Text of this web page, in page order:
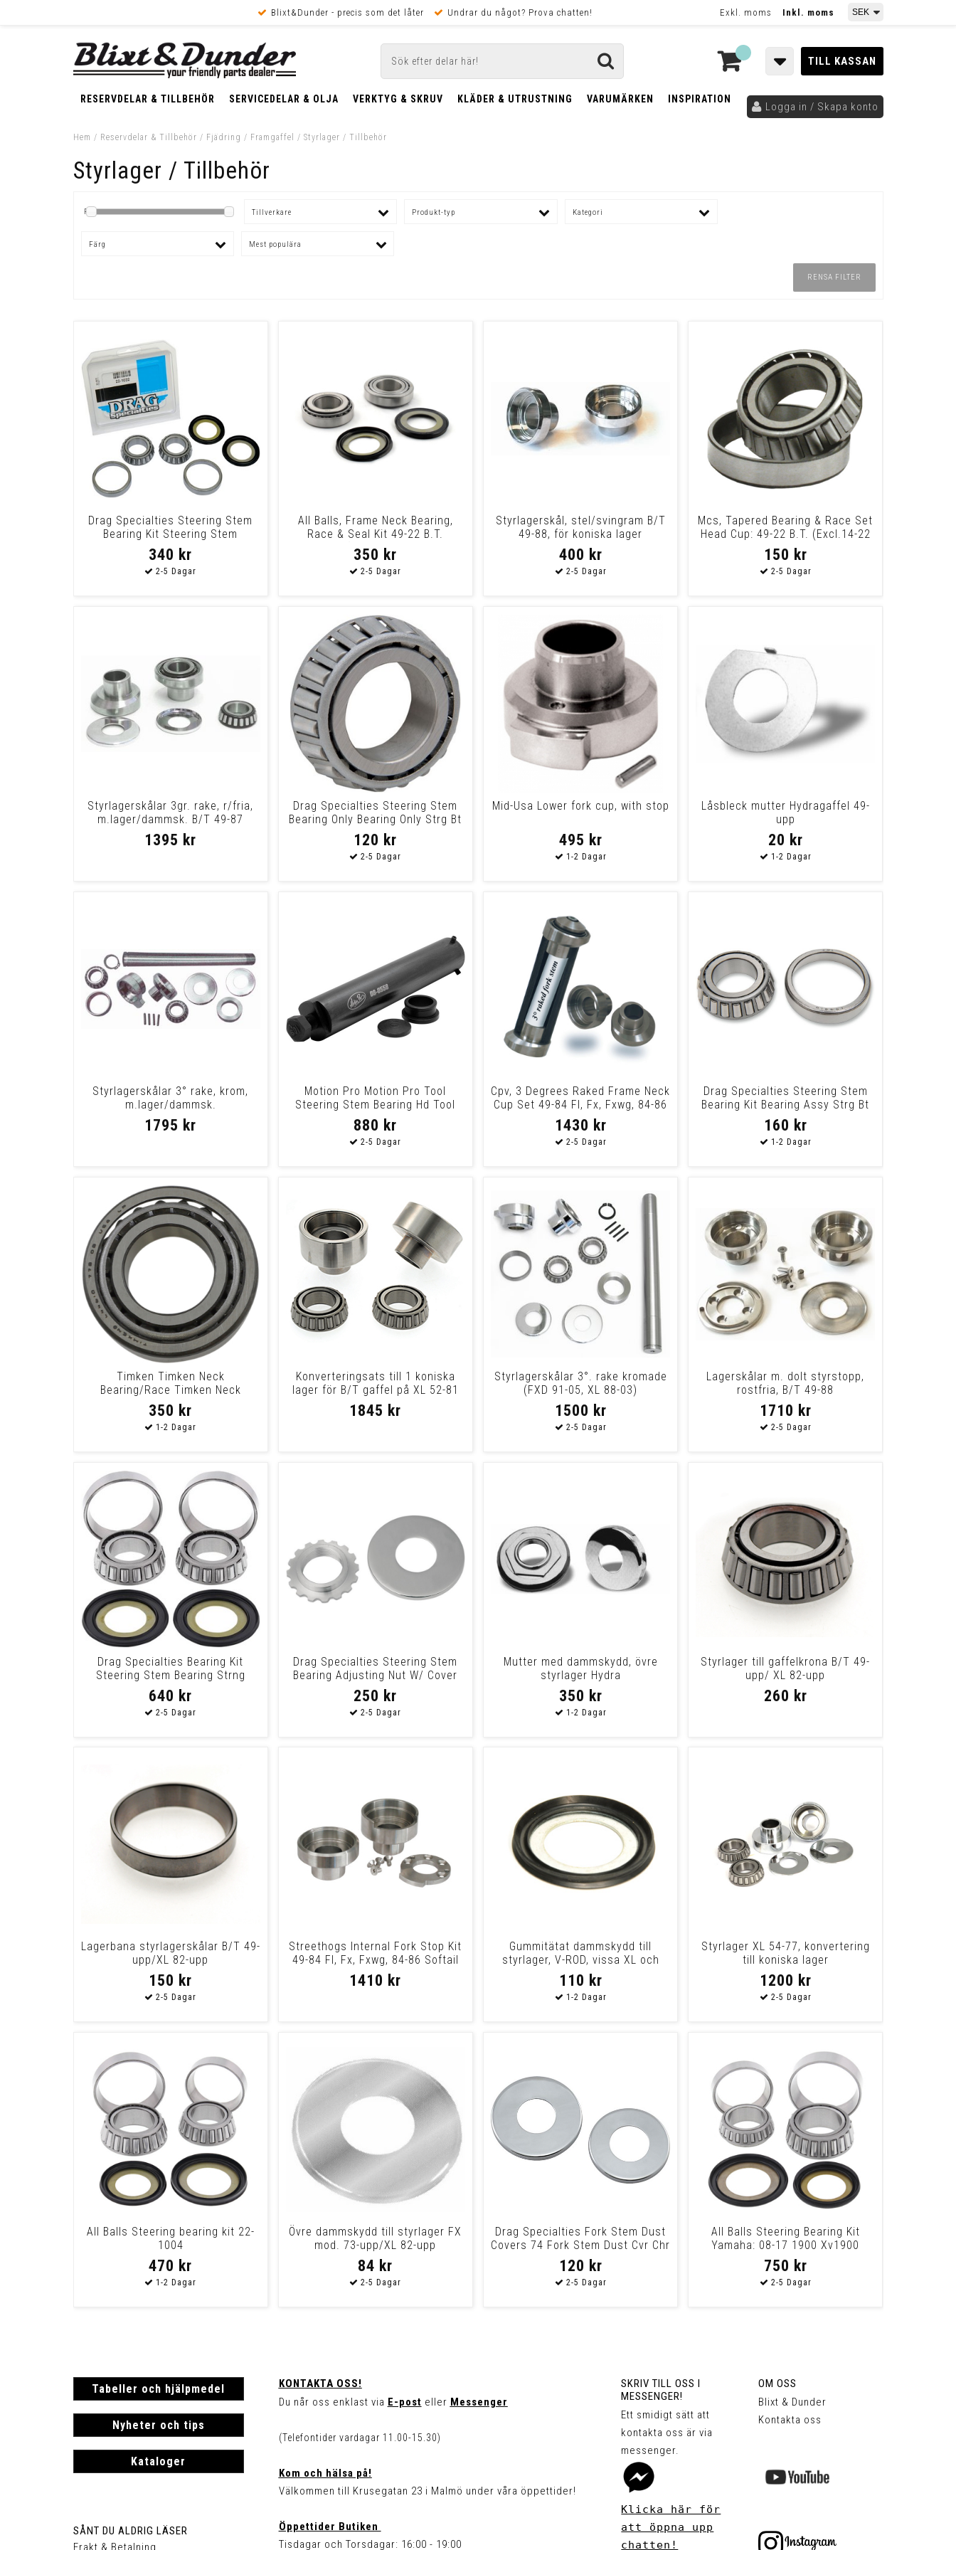
Blixt&Dunder - precis som det låter Undrar du något? Prova chatten! Exkl. moms Inkl. moms
TILL KASSAN
RESERVDELAR & TILLBEHÖR SERVICEDELAR & OLJA VERKTYG & SKRUV KLÄDER & UTRUSTNING VARUMÄRKEN INSPIRATION
Logga in / Skapa konto
Hem / Reservdelar & Tillbehör / Fjädring / Framgaffel / Styrlager / Tillbehör
Styrlager / Tillbehör
Mest populära
Pris Tillverkare Produkt-typ Kategori
Färg
RENSA FILTER
Drag Specialties Steering Stem
Bearing Kit Steering Stem
Brgs/Race
340 kr
All Balls, Frame Neck Bearing,
Race & Seal Kit 49-22 B.T.
(Excl.14-22
350 kr
Styrlagerskål, stel/svingram B/T
49-88, för koniska lager
400 kr
Mcs, Tapered Bearing & Race Set
Head Cup: 49-22 B.T. (Excl.14-22
Touri
150 kr
Styrlagerskålar 3gr. rake, r/fria,
m.lager/dammsk. B/T 49-87
1395 kr
Drag Specialties Steering Stem
Bearing Only Bearing Only Strg Bt
120 kr
Mid-Usa Lower fork cup, with stop
495 kr
Låsbleck mutter Hydragaffel 49-
upp
20 kr
Styrlagerskålar 3° rake, krom,
m.lager/dammsk.
FXST88-/FXDWG90-
1795 kr
Motion Pro Motion Pro Tool
Steering Stem Bearing Hd Tool
Bearing Ster
880 kr
Cpv, 3 Degrees Raked Frame Neck
Cup Set 49-84 Fl, Fx, Fxwg, 84-86
Soft
1430 kr
Drag Specialties Steering Stem
Bearing Kit Bearing Assy Strg Bt
160 kr
Timken Timken Neck
Bearing/Race Timken Neck
Bearing/Race
350 kr
Konverteringsats till 1 koniska
lager för B/T gaffel på XL 52-81
1845 kr
Styrlagerskålar 3°. rake kromade
(FXD 91-05, XL 88-03)
1500 kr
Lagerskålar m. dolt styrstopp,
rostfria, B/T 49-88
1710 kr
Drag Specialties Bearing Kit
Steering Stem Bearing Strng
Stem 14+Fl
640 kr
Drag Specialties Steering Stem
Bearing Adjusting Nut W/ Cover
Brg Jam
250 kr
Mutter med dammskydd, övre
styrlager Hydra
350 kr
Styrlager till gaffelkrona B/T 49-
upp/ XL 82-upp
260 kr
Lagerbana styrlagerskålar B/T 49-
upp/XL 82-upp
150 kr
Streethogs Internal Fork Stop Kit
49-84 Fl, Fx, Fxwg, 84-86 Softail
1410 kr
Gummitätat dammskydd till
styrlager, V-ROD, vissa XL och
FXD
110 kr
Styrlager XL 54-77, konvertering
till koniska lager
1200 kr
All Balls Steering bearing kit 22-
1004
470 kr
Övre dammskydd till styrlager FX
mod. 73-upp/XL 82-upp
84 kr
Drag Specialties Fork Stem Dust
Covers 74 Fork Stem Dust Cvr Chr
120 kr
All Balls Steering Bearing Kit
Yamaha: 08-17 1900 Xv1900
750 kr
Tabeller och hjälpmedel
Nyheter och tips
Kataloger
SÅNT DU ALDRIG LÄSER
KONTAKTA OSS!
Du når oss enklast via E-post eller Messenger
(Telefontider vardagar 11.00-15.30)
Kom och hälsa på!
Välkommen till Krusegatan 23 i Malmö under våra öppettider!
Öppettider Butiken
Tisdagar och Torsdagar: 16:00 - 19:00
SKRIV TILL OSS I
MESSENGER!
Ett smidigt sätt att
kontakta oss är via
messenger.
Klicka här för
att öppna upp
chatten!
OM OSS
Blixt & Dunder
Kontakta oss